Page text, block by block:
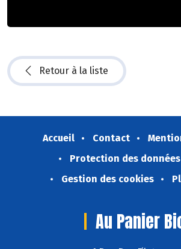
Retour à la liste
Accueil Contact
Protection des données
Gestion des cookies
Au Panier